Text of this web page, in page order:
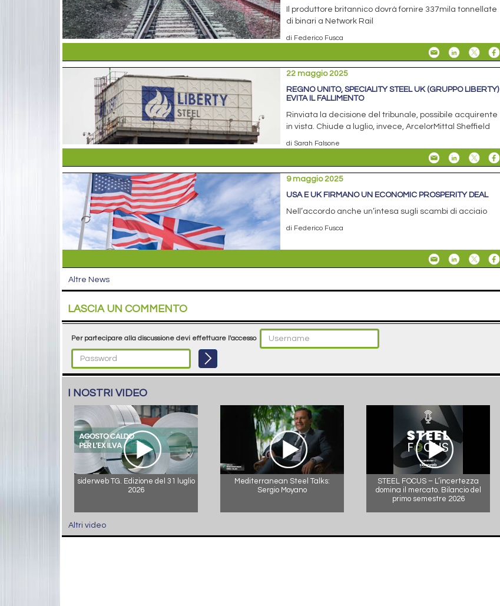
Il produttore britannico dovrà fornire 337mila tonnellate
di binari a Network Rail
di Federico Fusca
22 maggio 2025
REGNO UNITO, SPECIALITY STEEL UK (GRUPPO LIBERTY)
EVITA IL FALLIMENTO
Rinviata la decisione del tribunale, possibile acquirente
in vista. Chiude a luglio, invece, ArcelorMittal Sheffield
di Sarah Falsone
9 maggio 2025
USA E UK FIRMANO UN ECONOMIC PROSPERITY DEAL
Nell’accordo anche un’intesa sugli scambi di acciaio
di Federico Fusca
Altre News
LASCIA UN COMMENTO
Per partecipare alla discussione devi effettuare l'accesso
I NOSTRI VIDEO
siderweb TG. Edizione del 31 luglio
2026
Mediterranean Steel Talks:
Sergio Moyano
STEEL FOCUS – L’incertezza
domina il mercato. Bilancio del
primo semestre 2026
Altri video